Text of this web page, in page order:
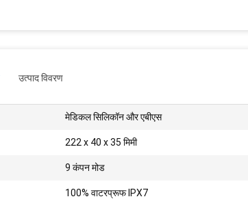
उत्पाद विवरण
मेडिकल सिलिकॉन और एबीएस
222 x 40 x 35 मिमी
9 कंपन मोड
100% वाटरप्रूफ IPX7